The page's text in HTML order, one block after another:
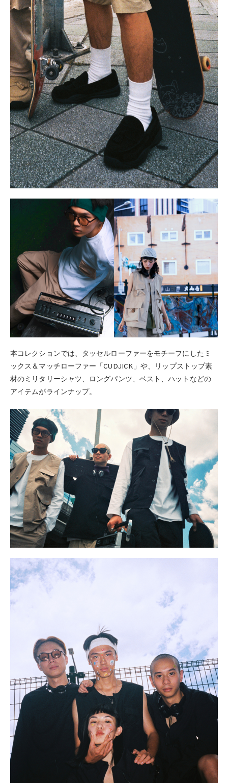
本コレクションでは、タッセルローファーをモチーフにしたミ
ックス＆マッチローファー「CUDJICK」や、リップストップ素
材のミリタリーシャツ、ロングパンツ、ベスト、ハットなどの
アイテムがラインナップ。